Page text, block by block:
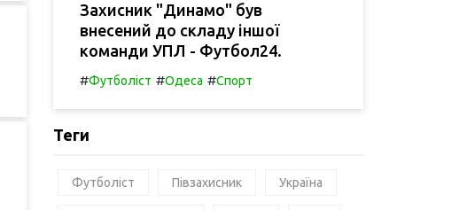
Захисник "Динамо" був
внесений до складу іншої
команди УПЛ - Футбол24.
#Футболіст #Одеса #Спорт
Теги
Футболіст Півзахисник Україна